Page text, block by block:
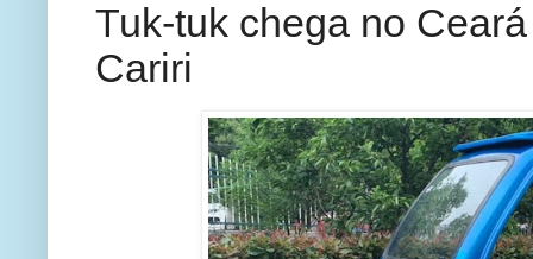
Tuk-tuk chega no
Cariri